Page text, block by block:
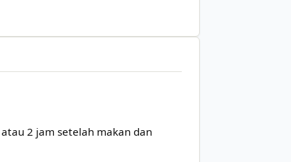
2 jam setelah makan dan